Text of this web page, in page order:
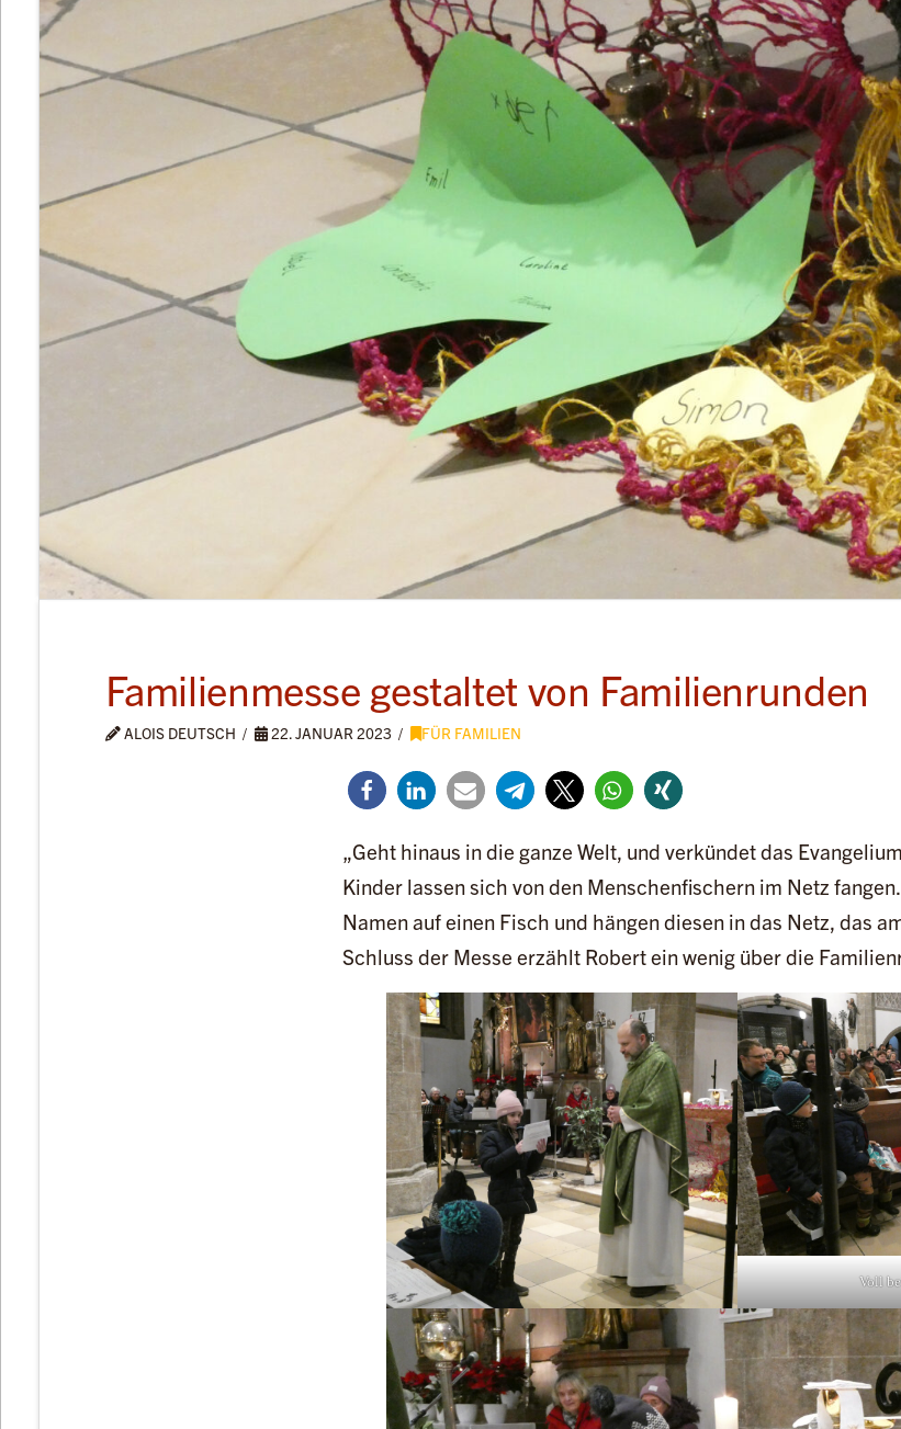
Familienmesse gestaltet von Familienrunden
ALOIS DEUTSCH 22. JANUAR 2023 FÜR FAMILIEN
„Geht hinaus in die ganze Welt, und verkündet das
Kinder lassen sich von den Menschenfischern im Netz
Namen auf einen Fisch und hängen diesen in das Netz, das
Schluss der Messe erzählt Robert ein wenig über die
Voll